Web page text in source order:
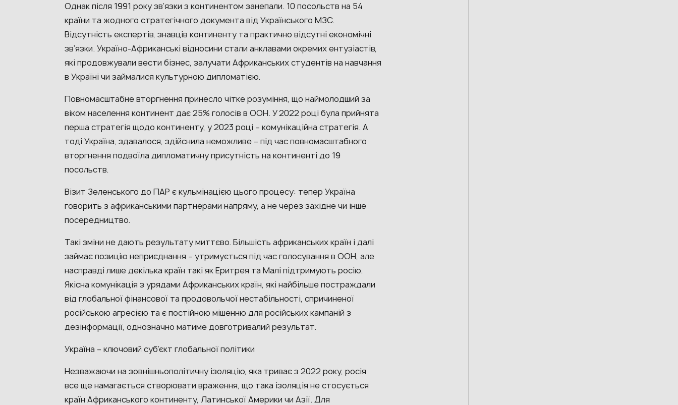
Однак після 1991 року зв’язки з континентом занепали. 10 посольств на 54
країни та жодного стратегічного документа від Українського МЗС.
Відсутність експертів, знавців континенту та практично відсутні економічні
зв’язки. Україно-Африканські відносини стали анклавами окремих ентузіастів,
які продовжували вести бізнес, залучати Африканських студентів на навчання
в Україні чи займалися культурною дипломатією.
Повномасштабне вторгнення принесло чітке розуміння, що наймолодший за
віком населення континент дає 25% голосів в ООН. У 2022 році була прийнята
перша стратегія щодо континенту, у 2023 році – комунікаційна стратегія. А
тоді Україна, здавалося, здійснила неможливе – під час повномасштабного
вторгнення подвоїла дипломатичну присутність на континенті до 19
посольств.
Візит Зеленського до ПАР є кульмінацією цього процесу: тепер Україна
говорить з африканськими партнерами напряму, а не через західне чи інше
посередництво.
Такі зміни не дають результату миттєво. Більшість африканських країн і далі
займає позицію неприєднання – утримується під час голосування в ООН, але
насправді лише декілька країн такі як Еритрея та Малі підтримують росію.
Якісна комунікація з урядами Африканських країн, які найбільше постраждали
від глобальної фінансової та продовольчої нестабільності, спричиненої
російською агресією та є постійною мішенню для російських кампаній з
дезінформації, однозначно матиме довготривалий результат.
Україна – ключовий суб’єкт глобальної політики
Незважаючи на зовнішньополітичну ізоляцію, яка триває з 2022 року, росія
все ще намагається створювати враження, що така ізоляція не стосується
країн Африканського континенту, Латинської Америки чи Азії. Для